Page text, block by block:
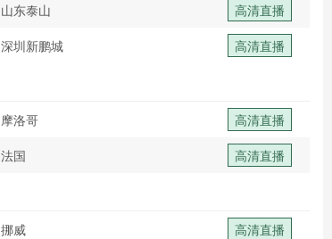
山东泰山
高清直播
深圳新鹏城 高清直播
摩洛哥
高清直播
法国 高清直播
挪威
高清直播